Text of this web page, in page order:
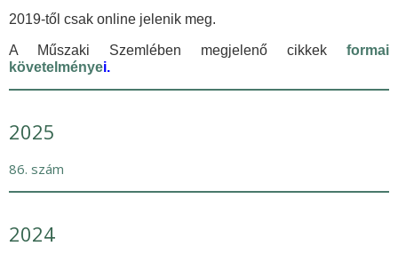
2019-től csak online jelenik meg.
A Műszaki Szemlében megjelenő cikkek
formai
követelményei.
2025
86. szám
2024